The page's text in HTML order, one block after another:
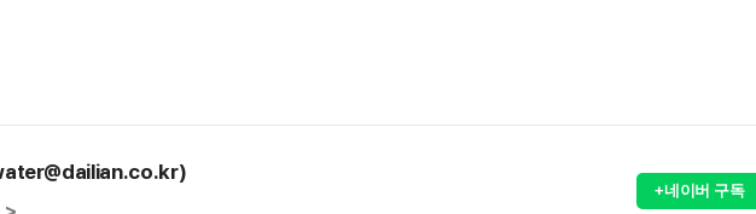
+네이버 구독